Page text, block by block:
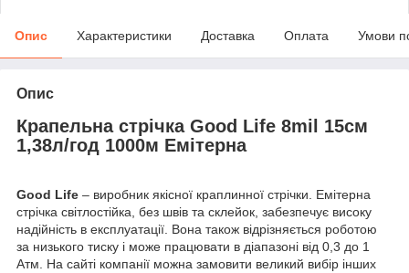
Опис Характеристики Доставка Оплата Умови
Опис
Крапельна стрічка Good Life 8mil 15см
1,38л/год 1000м Емітерна
Good Life – виробник якісної краплинної стрічки. Емітерна
стрічка світлостійка, без швів та склейок, забезпечує високу
надійність в експлуатації. Вона також відрізняється роботою
за низького тиску і може працювати в діапазоні від 0,3 до 1
Атм. На сайті компанії можна замовити великий вибір інших